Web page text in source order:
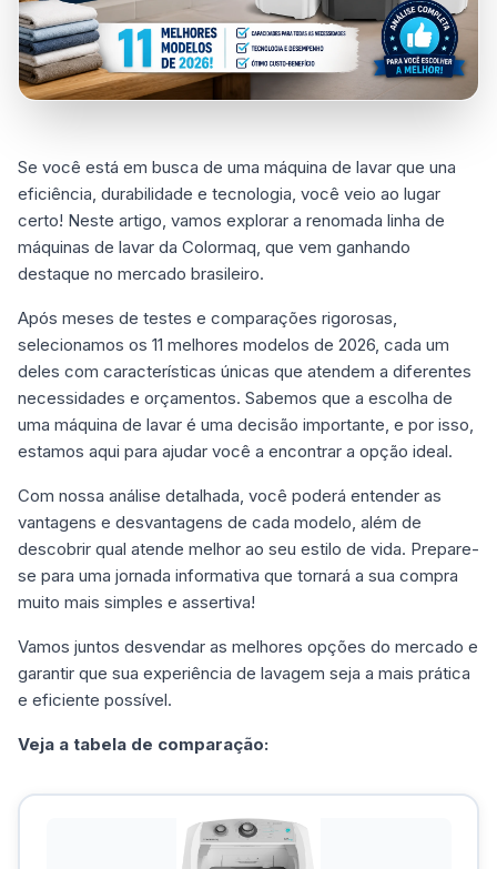
Se você está em busca de uma máquina de lavar que una
eficiência, durabilidade e tecnologia, você veio ao lugar
certo! Neste artigo, vamos explorar a renomada linha de
máquinas de lavar da Colormaq, que vem ganhando
destaque no mercado brasileiro.
Após meses de testes e comparações rigorosas,
selecionamos os 11 melhores modelos de 2026, cada um
deles com características únicas que atendem a diferentes
necessidades e orçamentos. Sabemos que a escolha de
uma máquina de lavar é uma decisão importante, e por isso,
estamos aqui para ajudar você a encontrar a opção ideal.
Com nossa análise detalhada, você poderá entender as
vantagens e desvantagens de cada modelo, além de
descobrir qual atende melhor ao seu estilo de vida. Prepare-
se para uma jornada informativa que tornará a sua compra
muito mais simples e assertiva!
Vamos juntos desvendar as melhores opções do mercado e
garantir que sua experiência de lavagem seja a mais prática
e eficiente possível.
Veja a tabela de comparação: